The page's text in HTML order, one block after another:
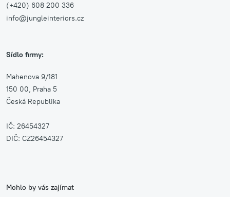
(+420) 608 200 336
info@jungleinteriors.cz
Sídlo firmy:
Mahenova 9/181
150 00, Praha 5
Česká Republika
IČ: 26454327
DIČ: CZ26454327
Mohlo by vás zajímat